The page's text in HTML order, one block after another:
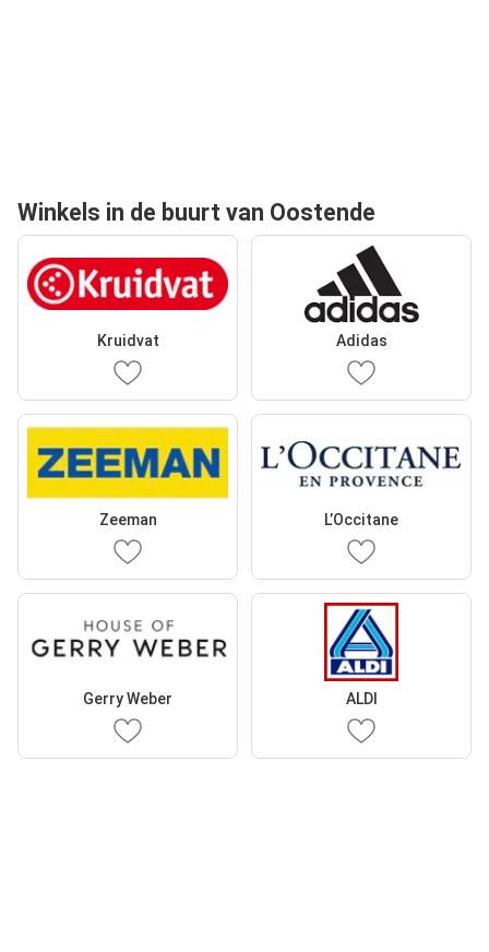
Winkels in de buurt van Oostende
Kruidvat Adidas
Zeeman L’Occitane
Gerry Weber ALDI